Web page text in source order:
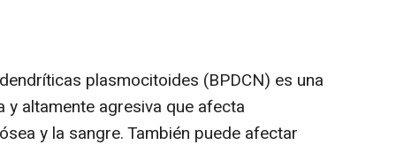
plasmocitoides (BPDCN) es una
altamente agresiva que afecta
y la sangre. También puede afectar